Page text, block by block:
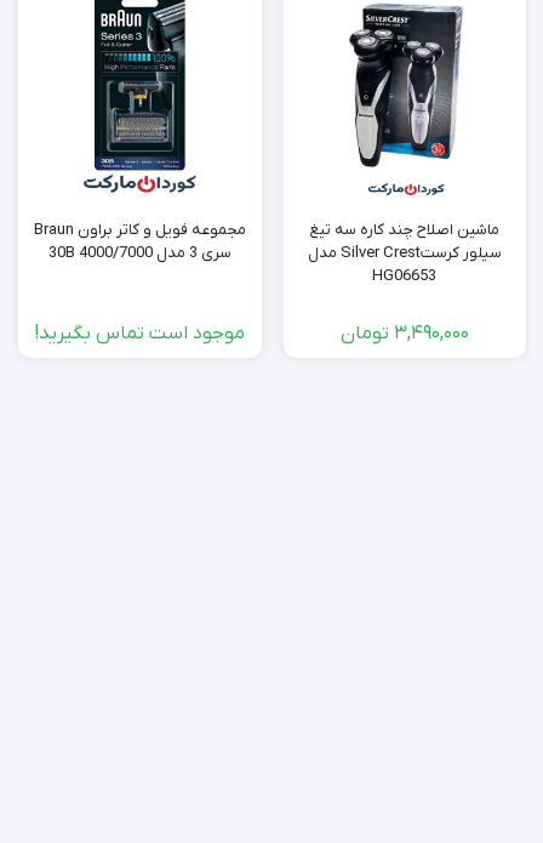
ماشین اصلاح چند کاره سه تیغ
سیلور کرستSilver Crest مدل
HG06653
3,490,000 تومان
مجموعه فویل و کاتر براون Braun
سری 3 مدل 30B 4000/7000
موجود است تماس بگیرید!